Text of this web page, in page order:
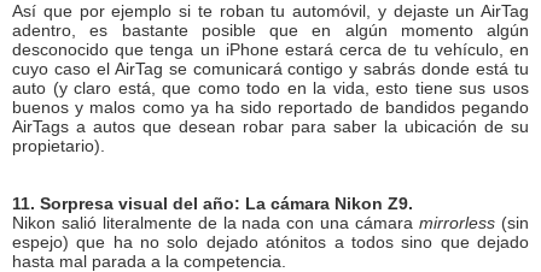
Así que por ejemplo si te roban tu automóvil, y dejaste un AirTag
adentro, es bastante posible que en algún momento algún
desconocido que tenga un iPhone estará cerca de tu vehículo, en
cuyo caso el AirTag se comunicará contigo y sabrás donde está tu
auto (y claro está, que como todo en la vida, esto tiene sus usos
buenos y malos como ya ha sido reportado de bandidos pegando
AirTags a autos que desean robar para saber la ubicación de su
propietario).
11. Sorpresa visual del año: La cámara Nikon Z9.
Nikon salió literalmente de la nada con una cámaramirrorless (sin
espejo) que ha no solo dejado atónitos a todos sino que dejado
hasta mal parada a la competencia.